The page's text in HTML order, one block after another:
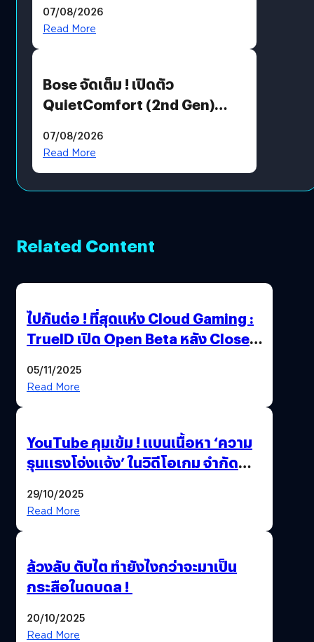
มีภาษาไทยด้วย
07/08/2026
Read More
Bose จัดเต็ม ! เปิดตัว
QuietComfort (2nd Gen)
07/08/2026
Read More
Related Content
ไปกันต่อ ! ที่สุดแห่ง Cloud Gaming :
TrueID เปิด Open Beta หลัง Close
Thailand Game Show 2025 ทะลุ 15
05/11/2025
Read More
YouTube คุมเข้ม ! แบนเนื้อหา ‘ความ
รุนแรงโจ่งแจ้ง’ ในวิดีโอเกม จำกัด
29/10/2025
Read More
ล้วงลับ ตับไต ทำยังไงกว่าจะมาเป็น
กระสือในดบดล !
20/10/2025
Read More